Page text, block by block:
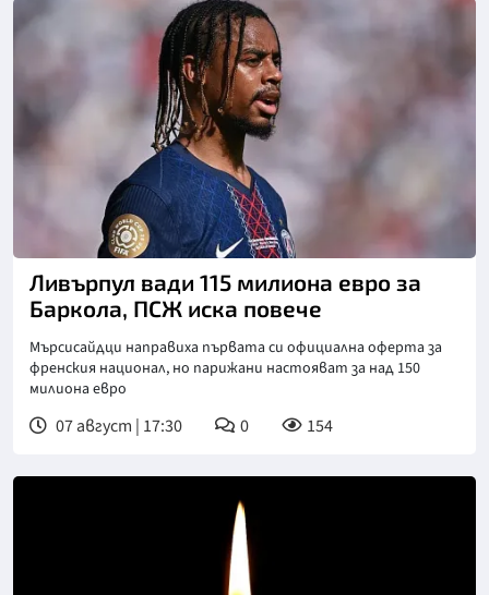
Ливърпул вади 115 милиона евро за
Баркола, ПСЖ иска повече
Мърсисайдци направиха първата си официална оферта за
френския национал, но парижани настояват за над 150
милиона евро
07 август | 17:30 0 154